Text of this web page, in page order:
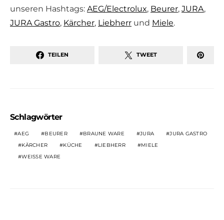
unseren Hashtags: AEG/Electrolux, Beurer, JURA,
JURA Gastro, Kärcher, Liebherr und Miele.
TEILEN TWEET
Schlagwörter
AEG BEURER BRAUNE WARE JURA
JURA GASTRO
KÄRCHER
KÜCHE LIEBHERR
MIELE
WEISSE WARE